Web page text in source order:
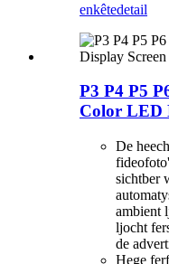
enkêtedetail
P3 P4 P5
Color LED
De
sichtber
ambient
ljocht
de
Hege